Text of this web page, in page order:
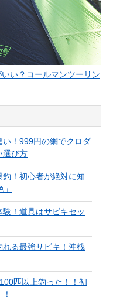
い？コールマンツーリン
い！999円の網でクロダ
選び方
！初心者が絶対に知
！道具はサビキセッ
る最強サビキ！沖桟
匹以上釣った！！初